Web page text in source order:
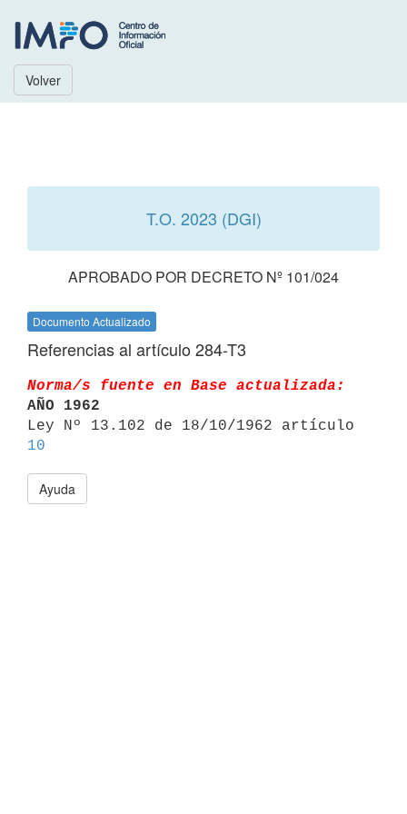
Volver
T.O. 2023 (DGI)
APROBADO POR DECRETO Nº 101/024
Documento Actualizado
Referencias al artículo 284-T3
Norma/s fuente en Base actualizada:
AÑO 1962
10
Ayuda